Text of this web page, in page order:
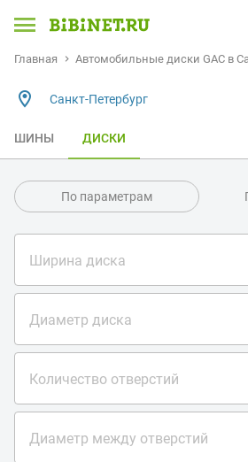
Главная Автомобильные диски GAC в
Санкт-Петербург
ШИНЫ ДИСКИ
По параметрам
Ширина диска
Диаметр диска
Количество отверстий
Диаметр между отверстий